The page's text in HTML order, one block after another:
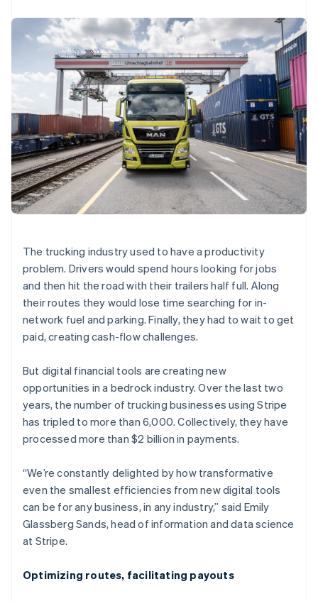
การชำระเงินที่
รวดเร็วขึ้น
สำหรับการ
ทำบัญชี
Stripe
Sigma
รายงานที่
ออกแบบเอง
Data
Pipeline
การซิงค์
ข้อมูล
เพิ่มเติม
Product roadmap
ดูสิ่งที่กำลังจะมาถึง
Radar
Atlas
การก่อตั้งบริษัทสตาร์ทอัพ
Climate
การขจัดคาร์บอน
Stripe Sessions 2026
ดูว่า Stripe กำลังสร้างโครงสร้างพื้นฐานระบบเศรษฐกิจสำหรับ
AI อย่างไร
รับชมเลย
บริษัท AI
แวดวงครีเอเตอร์
เกม
การบริการ การเดินทาง
และสันทนาการ
ประกันภัย
สื่อและความบันเทิง
องค์กรไม่แสวงผลกำไร
บริการเฉพาะทาง
ภาครัฐ
ธุรกิจค้าปลีก
พาร์ทเนอร์
Stripe App Marketplace
แหล่งข้อมูล
การเชื่อมต่อการทำงาน
แอป
ตัวอย่างโค้ด
บล็อกของนักพัฒนา
สถานะ API
Stripe Press
การติดต่อ
ติดต่อฝ่ายขาย
สมัครเป็นพาร์ทเนอร์
The trucking industry used to have a productivity
problem. Drivers would spend hours looking for jobs
and then hit the road with their trailers half full. Along
their routes they would lose time searching for in-
network fuel and parking. Finally, they had to wait to get
paid, creating cash-flow challenges.
But digital financial tools are creating new
opportunities in a bedrock industry. Over the last two
years, the number of trucking businesses using Stripe
has tripled to more than 6,000. Collectively, they have
processed more than $2 billion in payments.
“We’re constantly delighted by how transformative
even the smallest efficiencies from new digital tools
can be for any business, in any industry,” said Emily
Glassberg Sands, head of information and data science
at Stripe.
Optimizing routes, facilitating payouts